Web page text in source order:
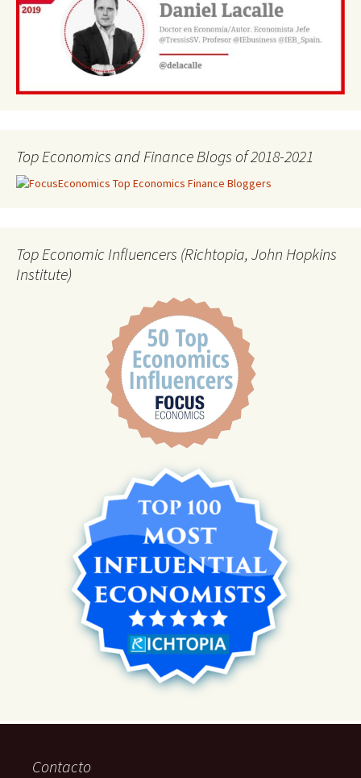
Top Economics and Finance Blogs of 2018-2021
Top Economic Influencers (Richtopia, John Hopkins
Institute)
Contacto